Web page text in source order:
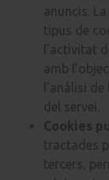
anuncis.
tipus de
l’activitat
amb
l’anàlisi
del servei.
Cookies
tractades
tercers,